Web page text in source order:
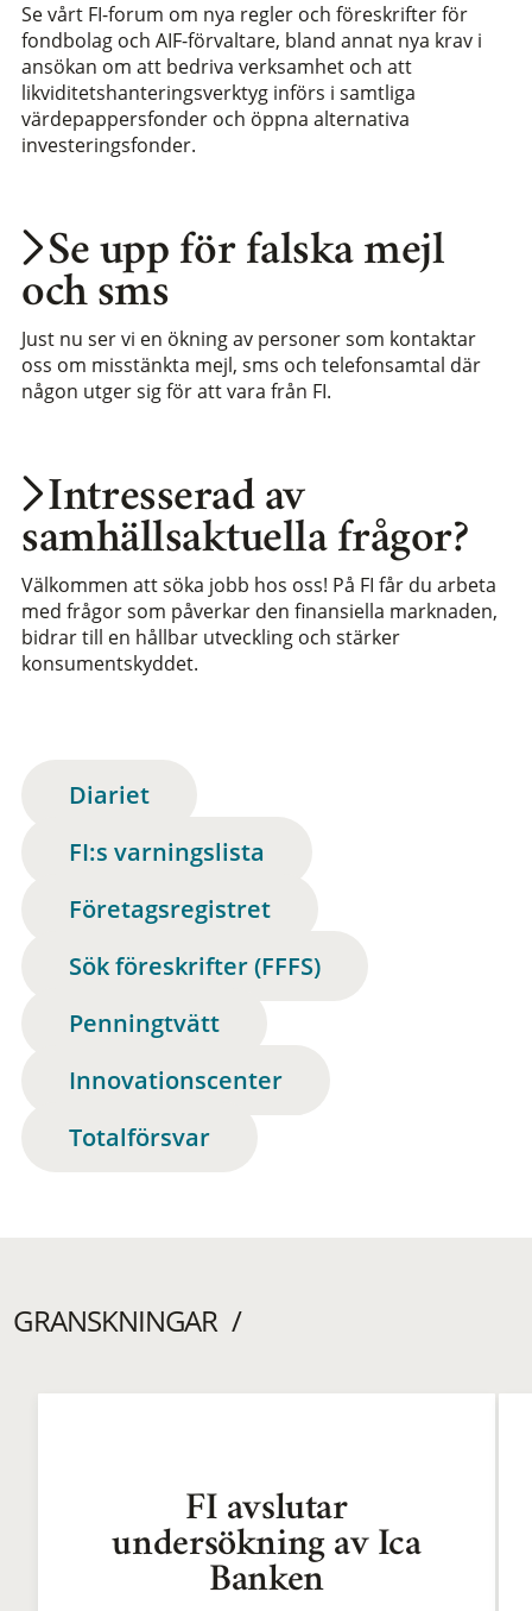
Intresserad av
samhällsaktuella frågor?
Välkommen att söka jobb hos oss! På FI får du arbeta
med frågor som påverkar den finansiella marknaden,
bidrar till en hållbar utveckling och stärker
konsumentskyddet.
Se upp för falska mejl
och sms
Just nu ser vi en ökning av personer som kontaktar
oss om misstänkta mejl, sms och telefonsamtal där
någon utger sig för att vara från FI.
Se vårt FI-forum om nya regler och föreskrifter för
fondbolag och AIF-förvaltare, bland annat nya krav i
ansökan om att bedriva verksamhet och att
likviditetshanteringsverktyg införs i samtliga
värdepappersfonder och öppna alternativa
investeringsfonder.
Diariet
FI:s varningslista
Företagsregistret
Sök föreskrifter (FFFS)
Penningtvätt
Innovationscenter
Totalförsvar
GRANSKNINGAR
FI avslutar
undersökning av Ica
Banken